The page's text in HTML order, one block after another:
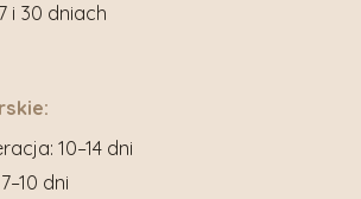
i 30 dniach
10–14 dni
dni